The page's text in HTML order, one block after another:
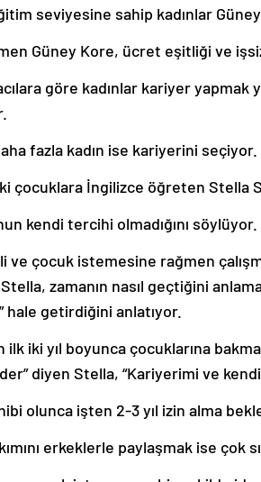
seviyesine sahip kadınlar Güney
Güney Kore, ücret eşitliği ve
göre kadınlar kariyer
fazla kadın ise kariyerini seçiyor.
çocuklara İngilizce öğreten Stella
kendi tercihi olmadığını söylüyor.
ve çocuk istemesine rağmen
zamanın nasıl geçtiğini
hale getirdiğini anlatıyor.
ilk iki yıl boyunca çocuklarına
diyen Stella, “Kariyerimi ve
olunca işten 2-3 yıl izin alma
erkeklerle paylaşmak ise çok